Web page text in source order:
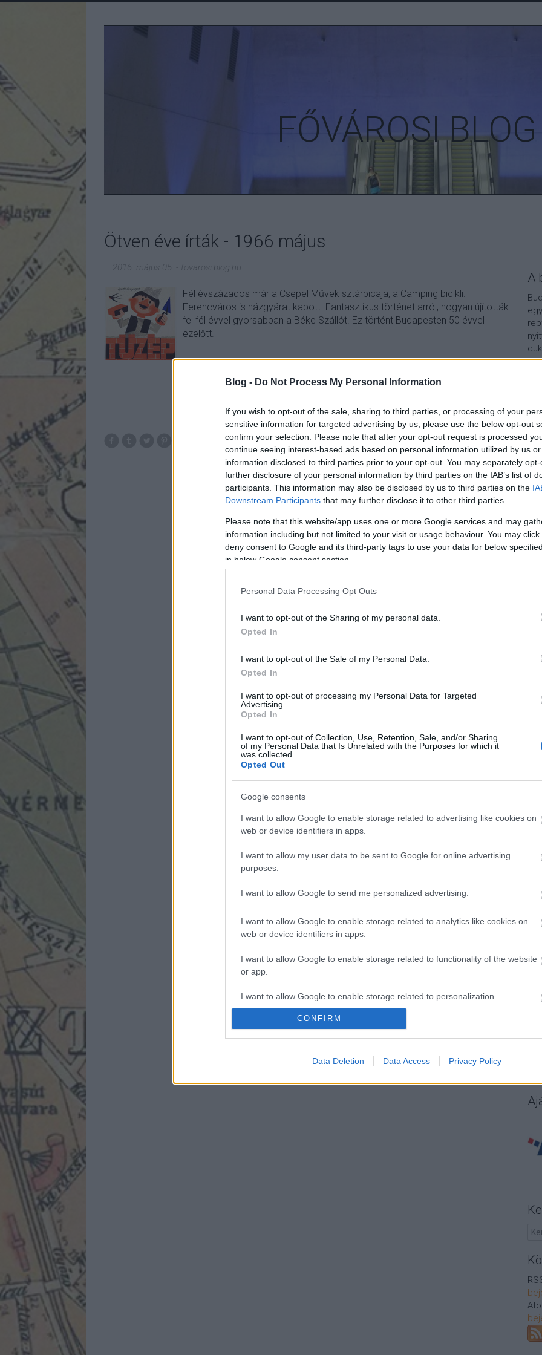
Blog - Do Not Process My Personal Information
If you wish to opt-out of the sale, sharing to third parties, or processing of your
sensitive information for targeted advertising by us, please use the below opt-out
confirm your selection. Please note that after your opt-out request is processed
continue seeing interest-based ads based on personal information utilized by us
information disclosed to third parties prior to your opt-out. You may separately
further disclosure of your personal information by third parties on the IAB’s list of
participants. This information may also be disclosed by us to third parties on the
Downstream Participants that may further disclose it to other third parties.
Please note that this website/app uses one or more Google services and may
information including but not limited to your visit or usage behaviour. You may
deny consent to Google and its third-party tags to use your data for below
in below Google consent section.
Personal Data Processing Opt Outs
I want to opt-out of the Sharing of my personal data.
Opted In
I want to opt-out of the Sale of my Personal Data.
Opted In
I want to opt-out of processing my Personal Data for Targeted
Advertising.
Opted In
I want to opt-out of Collection, Use, Retention, Sale, and/or Sharing
of my Personal Data that Is Unrelated with the Purposes for which it
was collected.
Opted Out
Google consents
I want to allow Google to enable storage related to advertising like cookies on
web or device identifiers in apps.
I want to allow my user data to be sent to Google for online advertising
purposes.
I want to allow Google to send me personalized advertising.
I want to allow Google to enable storage related to analytics like cookies on
web or device identifiers in apps.
I want to allow Google to enable storage related to functionality of the website
or app.
I want to allow Google to enable storage related to personalization.
authentication functionality and fraud prevention, and other user protection.
CONFIRM
Data Deletion Data Access Privacy Policy
FŐVÁROSI BLOG
Ötven éve írták - 1966 május
2016. május 05. fovarosi.blog.hu
Fél évszázados már a Csepel Művek sztárbicaja, a Camping bicikli.
Ferencváros is házgyárat kapott. Fantasztikus történet arról, hogyan újították
fel fél évvel gyorsabban a Béke Szállót. Ez történt Budapesten 50 évvel
ezelőtt.
1komment
1966 bp50
A
A
is
A
A
A
A
A